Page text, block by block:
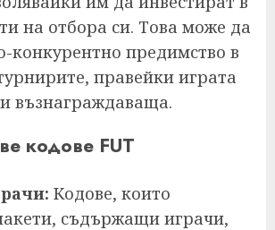
на отбора си. Това може да
конкурентно предимство в
правейки играта
възнаграждаваща.
кодове FUT
Кодове, които
съдържащи играчи,